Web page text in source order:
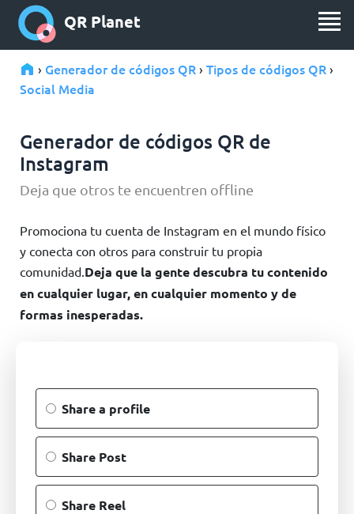
QR Planet
› Generador de códigos QR › Tipos de códigos QR ›
Social Media
Generador de códigos QR de
Instagram
Deja que otros te encuentren offline
Promociona tu cuenta de Instagram en el mundo físico
y conecta con otros para construir tu propia
comunidad.Deja que la gente descubra tu contenido
en cualquier lugar, en cualquier momento y de
formas inesperadas.
Share a profile
Share Post
Share Reel